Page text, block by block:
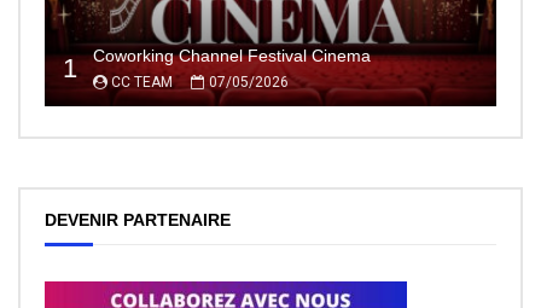
1 Coworking Channel Festival Cinema
CC TEAM 07/05/2026
DEVENIR PARTENAIRE